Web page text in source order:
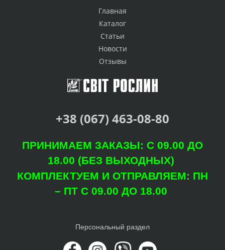
Главная
Каталог
Статьи
Новости
Отзывы
+38 (067) 463-08-80
ПРИНИМАЕМ ЗАКАЗЫ: С 09.00 ДО
18.00 (БЕЗ ВЫХОДНЫХ)
КОМПЛЕКТУЕМ И ОТПРАВЛЯЕМ: ПН
– ПТ С 09.00 ДО 18.00
Персональный раздел